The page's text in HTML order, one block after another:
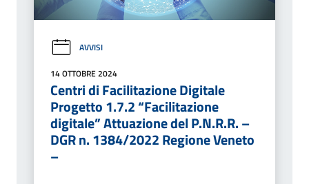
AVVISI
14 OTTOBRE 2024
Centri di Facilitazione Digitale
Progetto 1.7.2 “Facilitazione
digitale” Attuazione del P.N.R.R. –
DGR n. 1384/2022 Regione Veneto
–